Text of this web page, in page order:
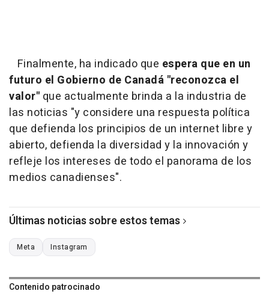
Finalmente, ha indicado que espera que en un
futuro el Gobierno de Canadá "reconozca el
valor" que actualmente brinda a la industria de
las noticias "y considere una respuesta política
que defienda los principios de un internet libre y
abierto, defienda la diversidad y la innovación y
refleje los intereses de todo el panorama de los
medios canadienses".
Últimas noticias sobre estos temas
Meta Instagram
Contenido patrocinado